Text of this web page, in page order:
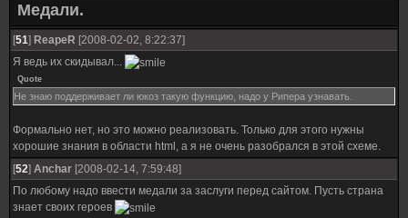
Медали.
[51] ReapeR [2008-02-02, 8:22:37]
Я ведь их скидывал...
Quote
Не знаю поддерживает ли юкоз такую функцию, надо у Рипера узнавать.
Формально нет, но это можно реализовать. Только для этого нужны
хорошие знания в области html, а я не очень разобрался в этой схеме.
[52] Anchar [2008-02-14, 7:59:48]
По любому надо ввести медали за заслуги перед сайтом. Пусть страна
знает своих героев